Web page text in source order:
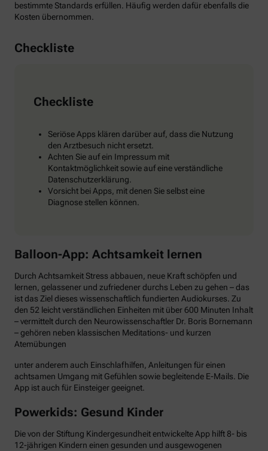
bestimmte Standards erfüllen. Häufig werden dafür ebenfalls die
Kosten übernommen.
Checkliste
Checkliste
Seriöse Apps klären darüber auf, dass die Nutzung
den Arztbesuch nicht ersetzt.
Achten Sie auf ein Impressum mit
Kontaktmöglichkeit sowie auf eine verständliche
Datenschutzerklärung.
Vorsicht bei Apps, mit denen Sie selbst eine
Diagnose stellen können.
Balloon-App: Achtsamkeit lernen
Durch Achtsamkeit Stress abbauen, neue Kraft schöpfen und
lernen, gelassener und zufriedener durchs Leben zu gehen – das
ist das Ziel dieses wissenschaftlich fundierten Audiokurses. Zu
den 52 leicht verständlichen Einheiten mit über 600 Minuten Inhalt
– vermittelt durch den Neurowissenschaftler Dr. Boris Bornemann
– gehören neben klassischen Meditations- und kurzen
Atemübungen
unter anderem auch Einschlafhilfen, Anleitungen für einen
achtsamen Umgang mit Gefühlen sowie begleitende E-Mails. Die
App ist auch für Einsteiger geeignet.
Powerkids: Gesund Kinder
Die von der Stiftung Kindergesundheit entwickelte App hilft 8- bis
12-jährigen Kindern einen gesunden und ausgewogenen